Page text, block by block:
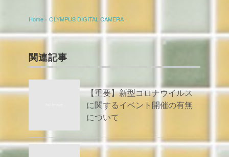
Home › OLYMPUS DIGITAL CAMERA
関連記事
【重要】新型コロナウイルス
に関するイベント開催の有無
について